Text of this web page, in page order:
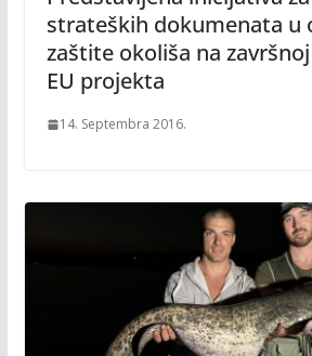
strateških dokumenata u
zaštite okoliša na
EU projekta
14. Septembra 2016.